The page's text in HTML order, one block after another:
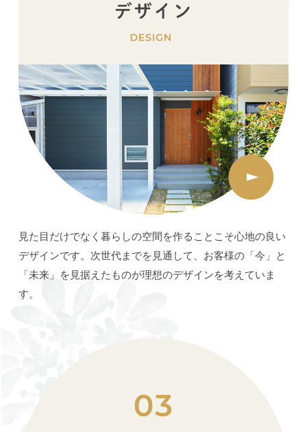
見た目だけでなく暮らしの空間を作ることこそ心地の良い
デザインです。次世代までを見通して、お客様の「今」と
「未来」を見据えたものが理想のデザインを考えていま
す。